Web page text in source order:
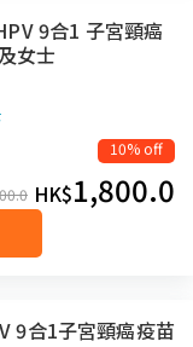
9合1 子宮頸癌
女士
10% off
HK$1,800.0
9合1子宮頸癌疫苗